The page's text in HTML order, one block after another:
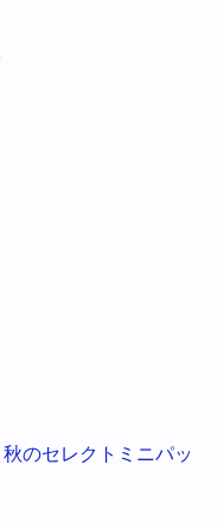
のセレクトミニパッ